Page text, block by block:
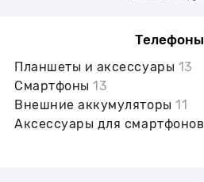
Телефоны
Планшеты и аксессуары 13
Смартфоны13
Внешние аккумуляторы11
Аксессуары для смартфонов